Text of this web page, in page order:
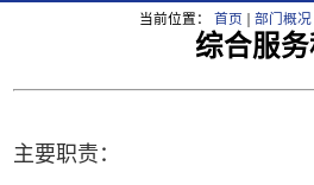
当前位置： 首页 部门概况
综合服
主要职责：